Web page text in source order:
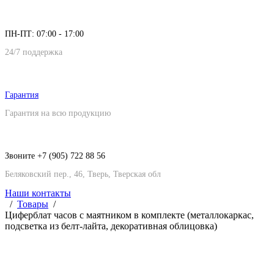
ПН-ПТ: 07:00 - 17:00
24/7 поддержка
Гарантия
Гарантия на всю продукцию
Звоните +7 (905) 722 88 56
Беляковский пер., 46, Тверь, Тверская обл
Наши контакты
Товары
Циферблат часов с маятником в комплекте (металлокаркас,
подсветка из белт-лайта, декоративная облицовка)